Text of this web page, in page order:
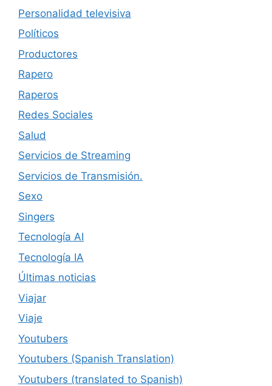
Personalidad televisiva
Políticos
Productores
Rapero
Raperos
Redes Sociales
Salud
Servicios de Streaming
Servicios de Transmisión.
Sexo
Singers
Tecnología AI
Tecnología IA
Últimas noticias
Viajar
Viaje
Youtubers
Youtubers (Spanish Translation)
Youtubers (translated to Spanish)